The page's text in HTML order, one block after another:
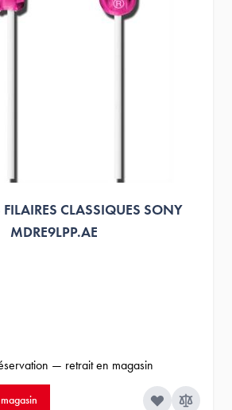
FILAIRES CLASSIQUES SONY
MDRE9LPP.AE
— retrait en magasin